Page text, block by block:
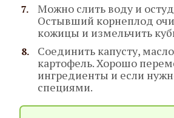
Можно слить воду и
Остывший корнеплод
кожицы и измельчить
Соединить капусту,
картофель. Хорошо
ингредиенты и если
специями.